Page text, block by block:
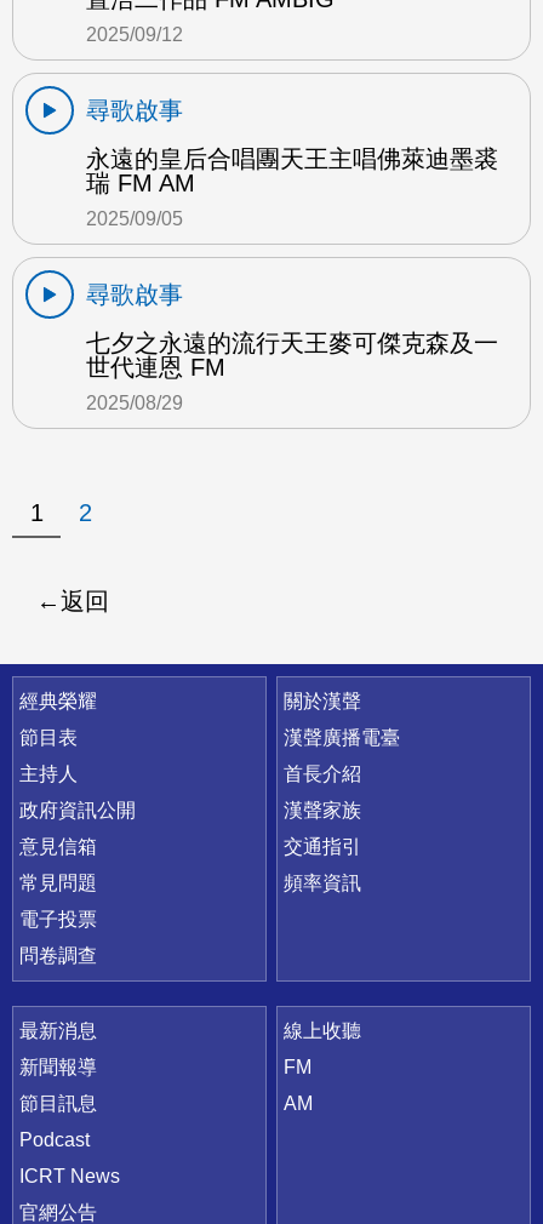
2025/09/12
尋歌啟事
永遠的皇后合唱團天王主唱佛萊迪墨裘
瑞 FM AM
2025/09/05
尋歌啟事
七夕之永遠的流行天王麥可傑克森及一
世代連恩 FM
2025/08/29
1 2
返回
快速連結
經典榮耀
節目表
主持人
政府資訊公開
意見信箱
常見問題
電子投票
問卷調查
關於漢聲
漢聲廣播電臺
首長介紹
漢聲家族
交通指引
頻率資訊
最新消息
新聞報導
節目訊息
Podcast
ICRT News
官網公告
線上收聽
FM
AM